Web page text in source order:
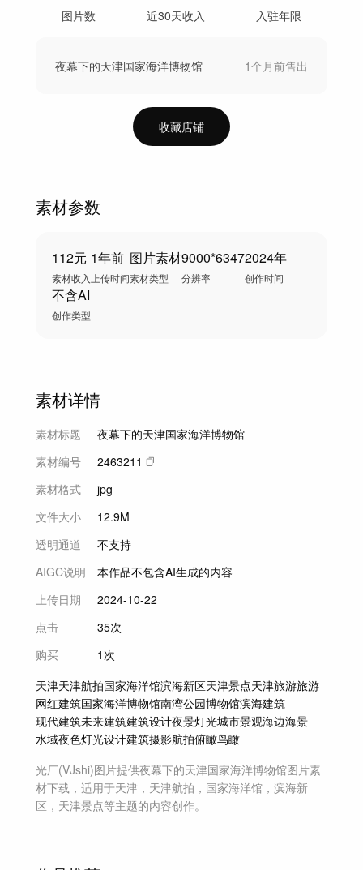
图片数 近30天收入 入驻年限
夜幕下的天津国家海洋博物馆 1个月前售出
收藏店铺
素材参数
112元
素材收入
1年前
上传时间
图片素材
素材类型
9000*6347
分辨率
2024年
创作时间
不含AI
创作类型
素材详情
素材标题
夜幕下的天津国家海洋博物馆
素材编号
2463211
素材格式
jpg
文件大小
12.9M
透明通道
不支持
AIGC说明
本作品不包含AI生成的内容
上传日期
2024-10-22
点击
35次
购买
1次
天津天津航拍国家海洋馆滨海新区天津景点天津旅游旅游
网红建筑国家海洋博物馆南湾公园博物馆滨海建筑
现代建筑未来建筑建筑设计夜景灯光城市景观海边海景
水域夜色灯光设计建筑摄影航拍俯瞰鸟瞰
光厂(VJshi)图片提供夜幕下的天津国家海洋博物馆图片素
材下载，适用于天津，天津航拍，国家海洋馆，滨海新
区，天津景点等主题的内容创作。